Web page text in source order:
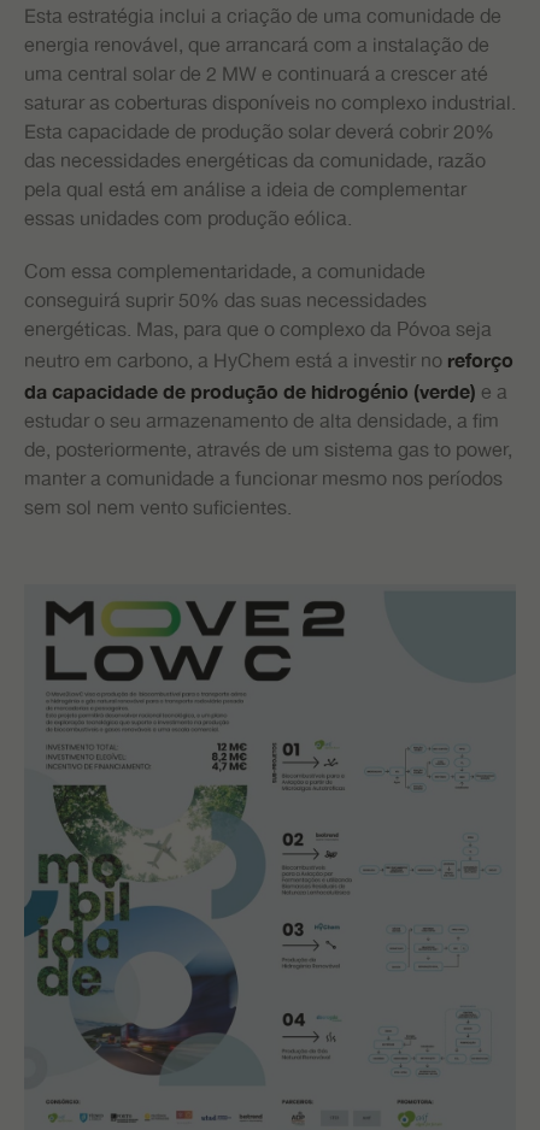
Esta estratégia inclui a criação de uma comunidade de
energia renovável, que arrancará com a instalação de
uma central solar de 2 MW e continuará a crescer até
saturar as coberturas disponíveis no complexo industrial.
Esta capacidade de produção solar deverá cobrir 20%
das necessidades energéticas da comunidade, razão
pela qual está em análise a ideia de complementar
essas unidades com produção eólica.
Com essa complementaridade, a comunidade
conseguirá suprir 50% das suas necessidades
energéticas. Mas, para que o complexo da Póvoa seja
neutro em carbono, a HyChem está a investir no reforço
da capacidade de produção de hidrogénio (verde) e a
estudar o seu armazenamento de alta densidade, a fim
de, posteriormente, através de um sistema gas to power,
manter a comunidade a funcionar mesmo nos períodos
sem sol nem vento suficientes.